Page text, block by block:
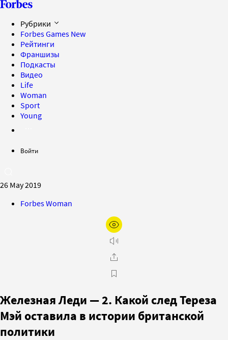
Рубрики
Forbes Games New
Рейтинги
Франшизы
Подкасты
Видео
Life
Woman
Sport
Young
Войти
26 May 2019
Forbes Woman
Железная Леди — 2. Какой след Тереза
Мэй оставила в истории британской
политики